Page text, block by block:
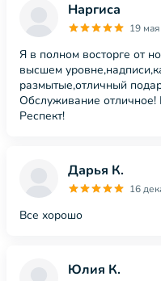
Наргиса
19
Я в полном восторге от
высшем
размытые,отличный
Обслуживание
Респект!
Дарья К.
16
Все хорошо
Юлия К.